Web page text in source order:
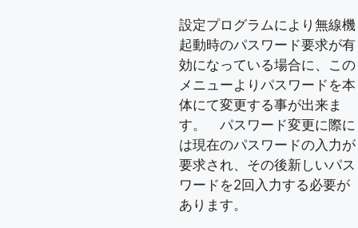
設定プログラムにより無線機
起動時のパスワード要求が有
効になっている場合に、この
メニューよりパスワードを本
体にて変更する事が出来ま
す。 パスワード変更に際に
は現在のパスワードの入力が
要求され、その後新しいパス
ワードを2回入力する必要が
あります。